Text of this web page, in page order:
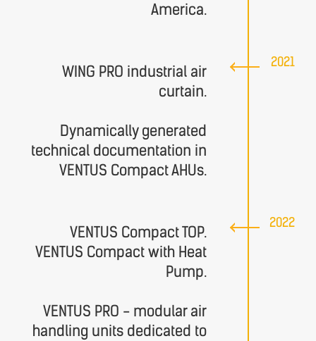
America.
2021
WING PRO industrial air
curtain.
Dynamically generated
technical documentation in
VENTUS Compact AHUs.
2022
VENTUS Compact TOP.
VENTUS Compact with Heat
Pump.
VENTUS PRO - modular air
handling units dedicated to